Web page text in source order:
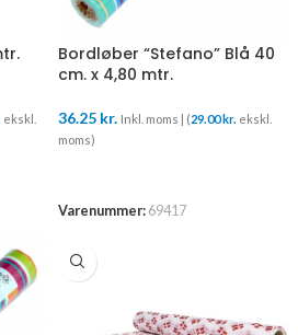
ekskl.
Bordløber “Stefano” Blå 40
cm. x 4,80 mtr.
36.25 kr. Inkl. moms | (29.00 kr. ekskl.
moms)
Varenummer: 69417